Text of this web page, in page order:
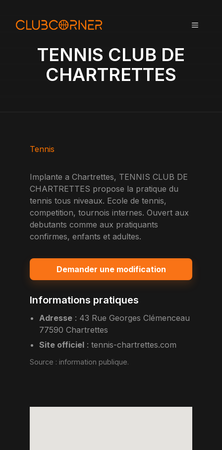
MENU
TENNIS CLUB DE
CHARTRETTES
Tennis
Implante a Chartrettes, TENNIS CLUB DE
CHARTRETTES propose la pratique du
tennis tous niveaux. Ecole de tennis,
competition, tournois internes. Ouvert aux
debutants comme aux pratiquants
confirmes, enfants et adultes.
Demander une modification
Informations pratiques
Adresse : 43 Rue Georges Clémenceau
77590 Chartrettes
Site officiel :tennis-chartrettes.com
Source : information publique.